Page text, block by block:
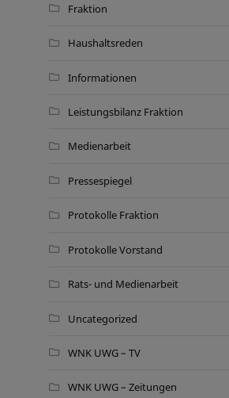
Fraktion
Haushaltsreden
Informationen
Leistungsbilanz Fraktion
Medienarbeit
Pressespiegel
Protokolle Fraktion
Protokolle Vorstand
Rats- und Medienarbeit
Uncategorized
WNK UWG – TV
WNK UWG – Zeitungen